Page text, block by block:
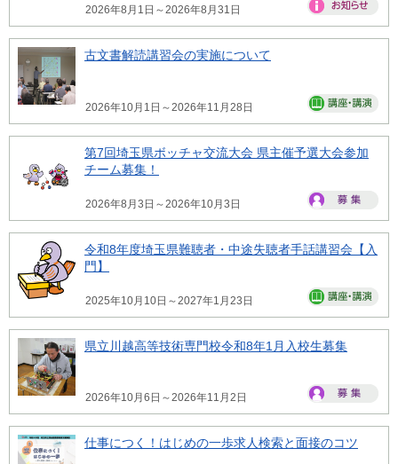
2026年8月1日～2026年8月31日
古文書解読講習会の実施について
2026年10月1日～2026年11月28日
第7回埼玉県ボッチャ交流大会 県主催予選大会参加
チーム募集！
2026年8月3日～2026年10月3日
令和8年度埼玉県難聴者・中途失聴者手話講習会【入
門】
2025年10月10日～2027年1月23日
県立川越高等技術専門校令和8年1月入校生募集
2026年10月6日～2026年11月2日
仕事につく！はじめの一歩求人検索と面接のコツ